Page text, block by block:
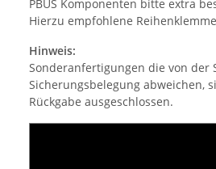
PBUS Komponenten bitte extra
Hierzu empfohlene
Hinweis:
Sonderanfertigungen die von der
Sicherungsbelegung abweichen,
Rückgabe ausgeschlossen.